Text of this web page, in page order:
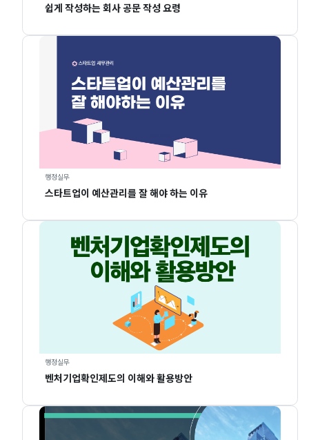
쉽게 작성하는 회사 공문 작성 요령
행정실무
스타트업이 예산관리를 잘 해야 하는 이유
행정실무
벤처기업확인제도의 이해와 활용방안